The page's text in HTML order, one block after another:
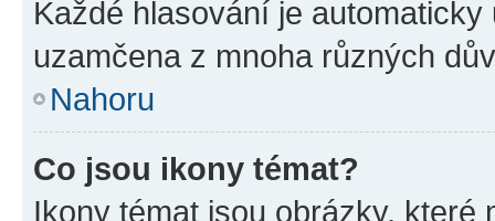
Každé hlasování je
uzamčena z mnoha různých
Nahoru
Co jsou ikony témat?
Ikony témat jsou obrázky,